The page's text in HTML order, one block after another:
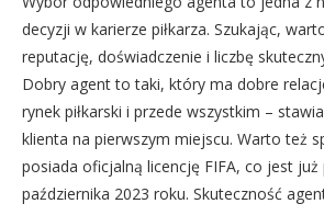
decyzji w karierze piłkarza. Szukając,
reputację, doświadczenie i liczbę
Dobry agent to taki, który ma dobre
rynek piłkarski i przede wszystkim –
klienta na pierwszym miejscu. Warto też
posiada oficjalną licencję FIFA, co jest już
października 2023 roku. Skuteczność